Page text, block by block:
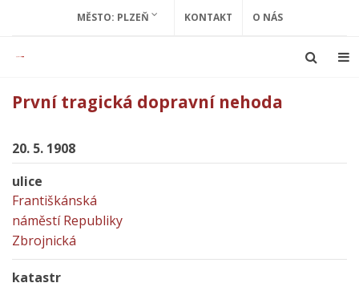
MĚSTO: PLZEŇ KONTAKT O NÁS
První tragická dopravní nehoda
20. 5. 1908
ulice
Františkánská
náměstí Republiky
Zbrojnická
katastr